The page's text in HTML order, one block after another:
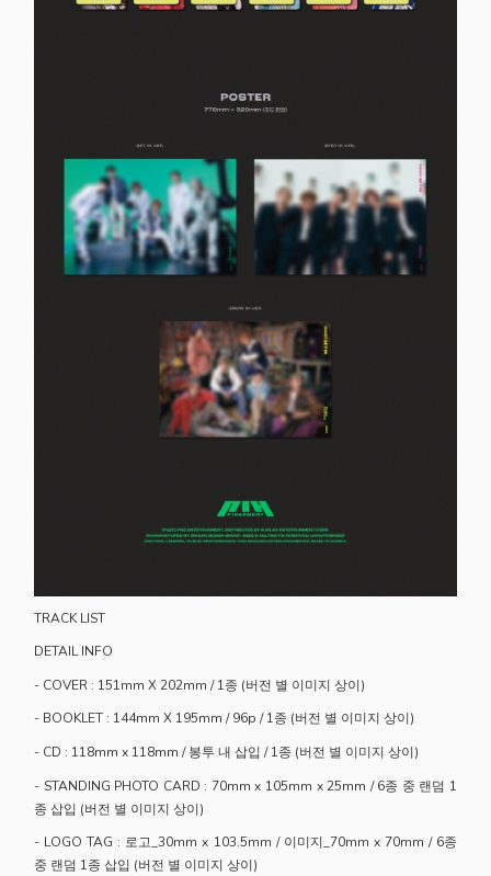
TRACK LIST
DETAIL INFO
- COVER : 151mm X 202mm / 1종 (버전 별 이미지 상이)
- BOOKLET : 144mm X 195mm / 96p / 1종 (버전 별 이미지 상이)
- CD : 118mm x 118mm / 봉투 내 삽입 / 1종 (버전 별 이미지 상이)
- STANDING PHOTO CARD : 70mm x 105mm x 25mm / 6종 중 랜덤 1
종 삽입 (버전 별 이미지 상이)
- LOGO TAG : 로고_30mm x 103.5mm / 이미지_70mm x 70mm / 6종
중 랜덤 1종 삽입 (버전 별 이미지 상이)